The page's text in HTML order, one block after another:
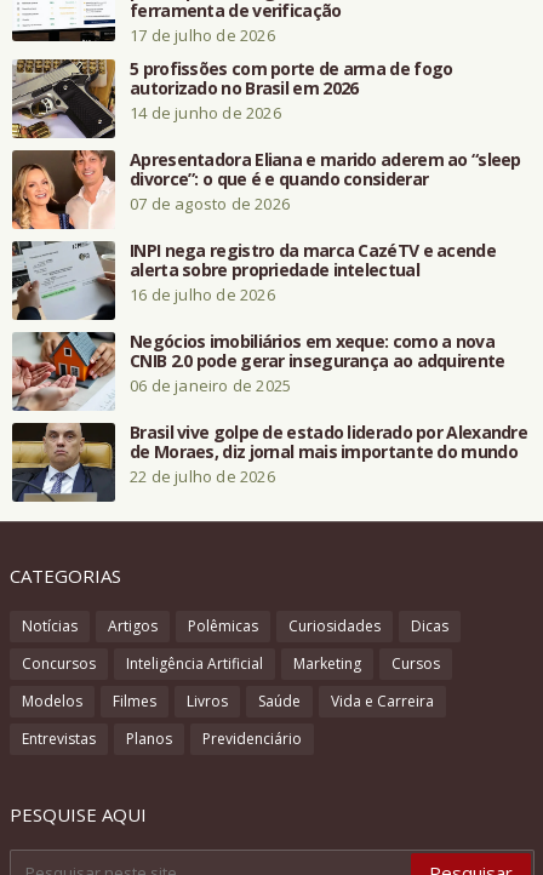
ferramenta de verificação
17 de julho de 2026
5 profissões com porte de arma de fogo
autorizado no Brasil em 2026
14 de junho de 2026
Apresentadora Eliana e marido aderem ao “sleep
divorce”: o que é e quando considerar
07 de agosto de 2026
INPI nega registro da marca CazéTV e acende
alerta sobre propriedade intelectual
16 de julho de 2026
Negócios imobiliários em xeque: como a nova
CNIB 2.0 pode gerar insegurança ao adquirente
06 de janeiro de 2025
Brasil vive golpe de estado liderado por Alexandre
de Moraes, diz jornal mais importante do mundo
22 de julho de 2026
CATEGORIAS
Notícias Artigos Polêmicas Curiosidades
Dicas
Concursos
Inteligência Artificial Marketing
Cursos
Modelos
Filmes Livros Saúde
Vida e Carreira
Entrevistas
Planos Previdenciário
PESQUISE AQUI